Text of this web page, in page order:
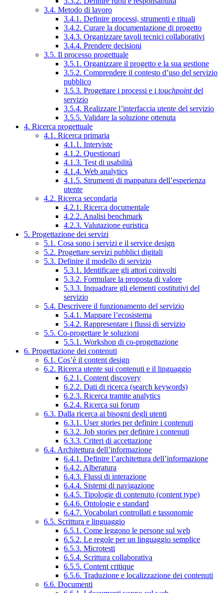
3.4. Metodo di lavoro
3.4.1. Definire processi, strumenti e rituali
3.4.2. Curare la documentazione di progetto
3.4.3. Organizzare tavoli tecnici collaborativi
3.4.4. Prendere decisioni
3.5. Il processo progettuale
3.5.1. Organizzare il progetto e la sua gestione
3.5.2. Comprendere il contesto d’uso del servizio
pubblico
3.5.3. Progettare i processi e i touchpointdel
servizio
3.5.4. Realizzare l’interfaccia utente del servizio
3.5.5. Validare la soluzione ottenuta
4. Ricerca progettuale
4.1. Ricerca primaria
4.1.1. Interviste
4.1.2. Questionari
4.1.3. Test di usabilità
4.1.4. Web analytics
4.1.5. Strumenti di mappatura dell’esperienza
utente
4.2. Ricerca secondaria
4.2.1. Ricerca documentale
4.2.2. Analisi benchmark
4.2.3. Valutazione euristica
5. Progettazione dei servizi
5.1. Cosa sono i servizi e il service design
5.2. Progettare servizi pubblici digitali
5.3. Definire il modello di servizio
5.3.1. Identificare gli attori coinvolti
5.3.2. Formulare la proposta di valore
5.3.3. Inquadrare gli elementi costitutivi del
servizio
5.4. Descrivere il funzionamento del servizio
5.4.1. Mappare l’ecosistema
5.4.2. Rappresentare i flussi di servizio
5.5. Co-progettare le soluzioni
5.5.1. Workshop di co-progettazione
6. Progettazione dei contenuti
6.1. Cos’è il content design
6.2. Ricerca utente sui contenuti e il linguaggio
6.2.1. Content discovery
6.2.2. Dati di ricerca (search keywords)
6.2.3. Ricerca tramite analytics
6.2.4. Ricerca sui forum
6.3. Dalla ricerca ai bisogni degli utenti
6.3.1. User stories per definire i contenuti
6.3.2. Job stories per definire i contenuti
6.3.3. Criteri di accettazione
6.4. Architettura dell’informazione
6.4.1. Definire l’architettura dell’informazione
6.4.2. Alberatura
6.4.3. Flussi di interazione
6.4.4. Sistemi di navigazione
6.4.5. Tipologie di contenuto (content type)
6.4.6. Ontologie e standard
6.4.7. Vocabolari controllati e tassonomie
6.5. Scrittura e linguaggio
6.5.1. Come leggono le persone sul web
6.5.2. Le regole per un linguaggio semplice
6.5.3. Microtesti
6.5.4. Scrittura collaborativa
6.5.5. Content critique
6.5.6. Traduzione e localizzazione dei contenuti
6.6. Documenti